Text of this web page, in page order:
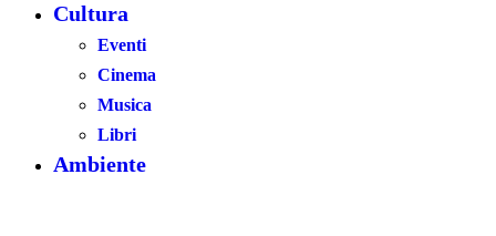
Cultura
Eventi
Cinema
Musica
Libri
Ambiente